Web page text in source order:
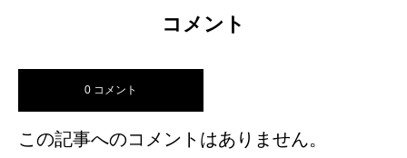
コメント
0 コメント
この記事へのコメントはありません。